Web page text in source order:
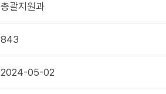
총괄지원과
843
2024-05-02